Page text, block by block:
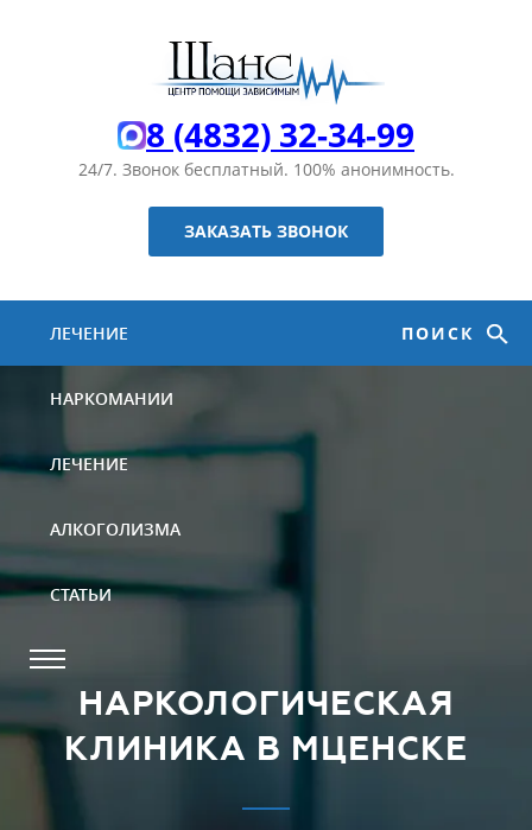
8 (4832) 32-34-99
24/7. Звонок бесплатный. 100% анонимность.
ЗАКАЗАТЬ ЗВОНОК
ЛЕЧЕНИЕ
НАРКОМАНИИ
ЛЕЧЕНИЕ
АЛКОГОЛИЗМА
СТАТЬИ
ПОИСК
НАРКОЛОГИЧЕСКАЯ
КЛИНИКА В МЦЕНСКЕ